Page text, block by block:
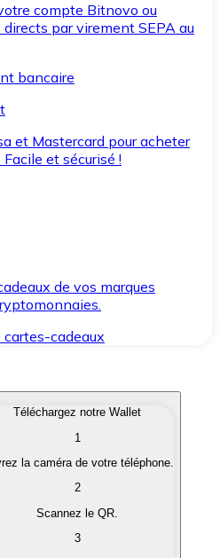
compte Bitnovo ou
par virement SEPA au
bancaire
et Mastercard pour acheter
et sécurisé !
de vos marques
cadeaux
qui vous intéressent
en monnaie
Téléchargez notre Wallet
1
la caméra de votre téléphone.
2
Scannez le QR.
3